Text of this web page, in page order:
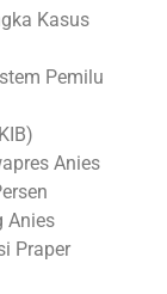
Kasus
Pemilu
Anies
Anies
Praper